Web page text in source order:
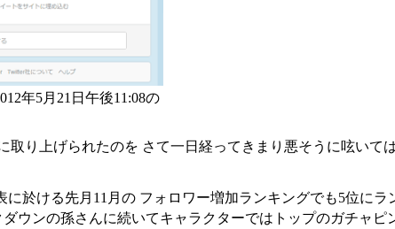
年5月21日午後11:08の
り上げられたのを さて一日経ってきまり悪そうに呟いて
於ける先月11月の フォロワー増加ランキングでも5位にラ
ウンの孫さんに続いてキャラクターではトップのガチャピ